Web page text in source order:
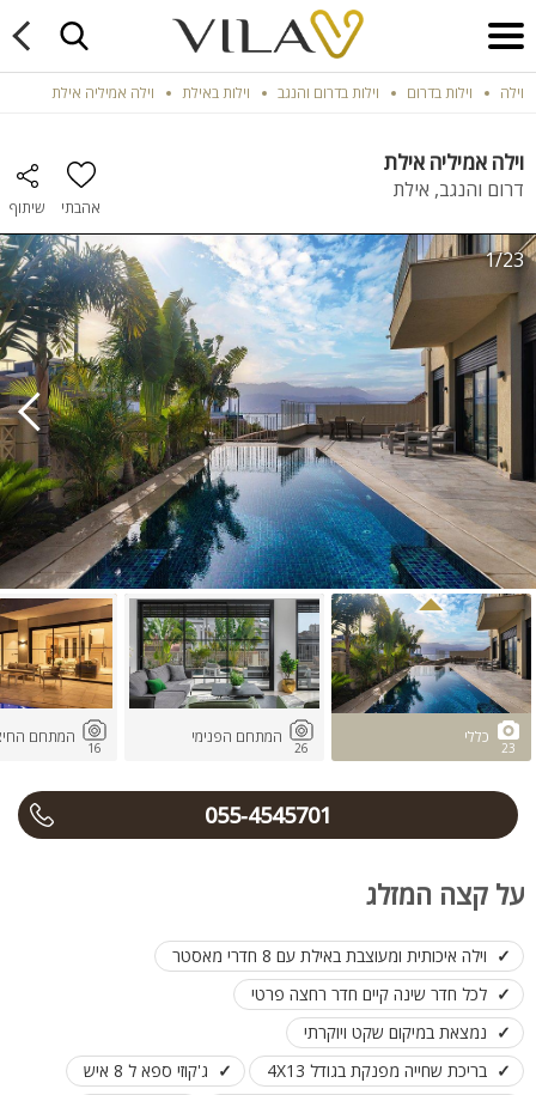
וילה וילות בדרום וילות בדרום והנגב וילות באילת וילה אמיליה אילת
וילה אמיליה אילת
דרום והנגב, אילת
אהבתי שיתוף
1/23
23
כללי
26
המתחם הפנימי
16
המתחם
055-4545701
על קצה המזלג
וילה איכותית ומעוצבת באילת עם 8 חדרי מאסטר
לכל חדר שינה קיים חדר רחצה פרטי
נמצאת במיקום שקט ויוקרתי
בריכת שחייה מפנקת בגודל 4X13
ג'קוזי ספא ל 8 איש